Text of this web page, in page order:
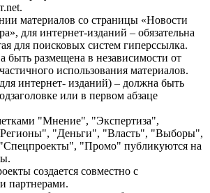
материалов со страницы «Новости
для интернет-изданий – обязательна
для поисковых систем гиперссылка.
быть размещена в независимости от
использования материалов.
интернет- изданий) – должна быть
или в первом абзаце
"Мнение", "Экспертиза",
"Деньги", "Власть", "Выборы",
"Промо" публикуются на
создается совместно с
партнерами.